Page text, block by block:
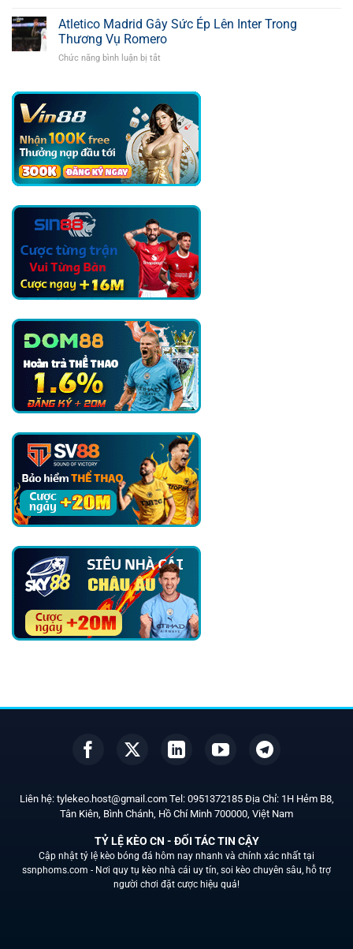
Cup
20h00
Myanmar
–
Cup
20h00
08/08/2026
Madrid
Lựa
Vụ
Chiêu
Mộ
Rodri
Atletico Madrid Gây Sức Ép Lên Inter Trong
Thương Vụ Romero
Chức năng bình luận bị tắt
Sức
Ép
Lên
Inter
Trong
Thương
Romero
Liên hệ: tylekeo.host@gmail.comTel: 0951372185Địa Chỉ: 1H Hẻm B8,
Tân Kiên, Bình Chánh, Hồ Chí Minh 700000, Việt Nam
TỶ LỆ KÈO CN - ĐỐI TÁC TIN CẬY
Cập nhật tỷ lệ kèo bóng đá hôm nay nhanh và chính xác nhất tại
ssnphoms.com - Nơi quy tụ kèo nhà cái uy tín, soi kèo chuyên sâu, hỗ trợ
người chơi đặt cược hiệu quả!